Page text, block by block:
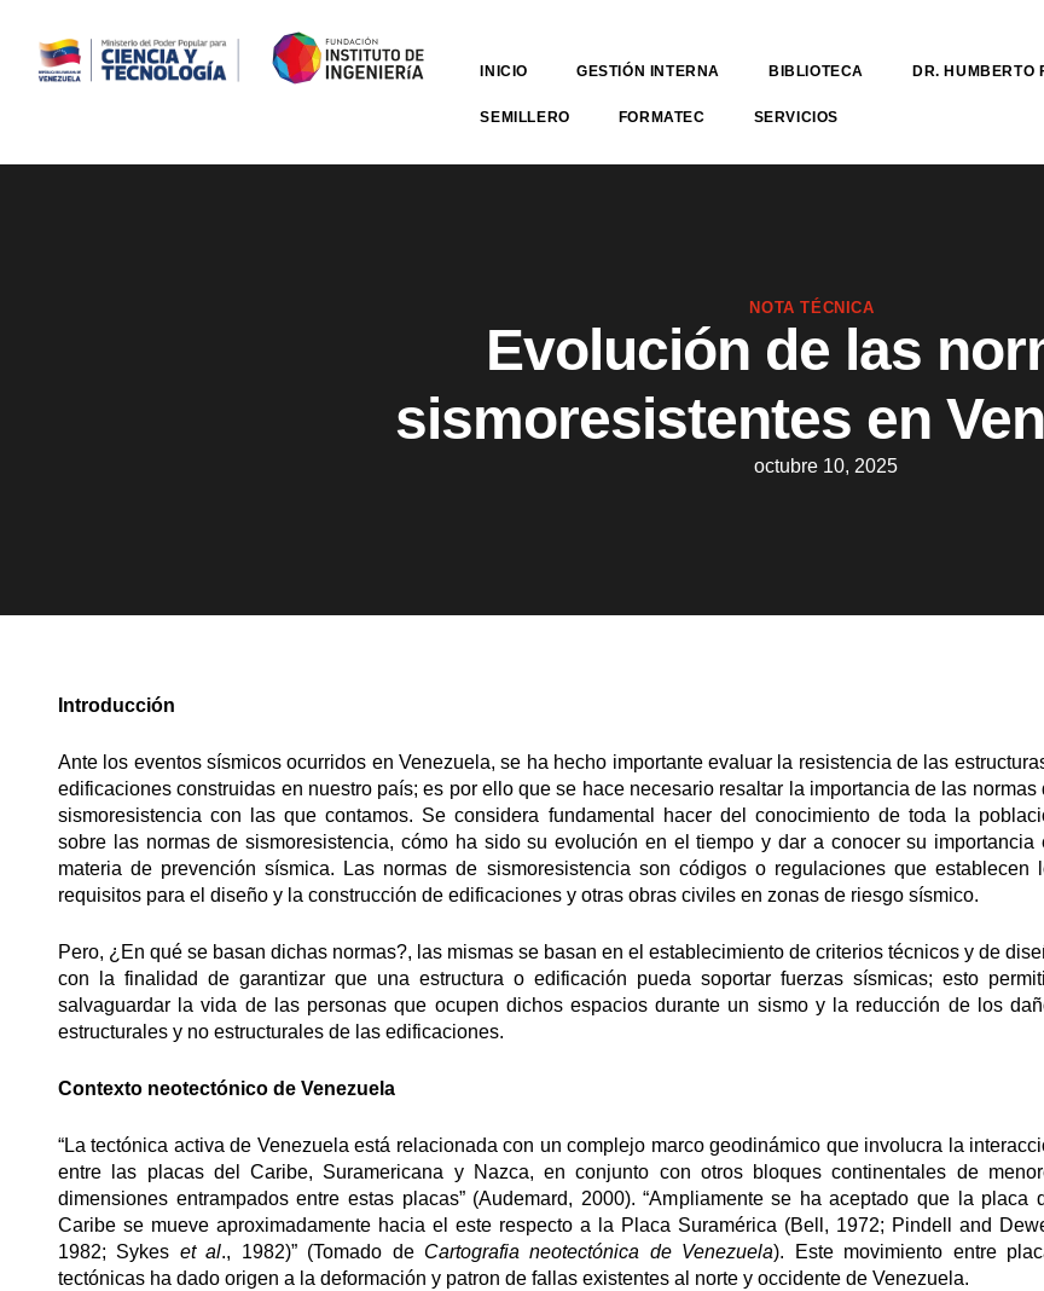
INICIO GESTIÓN INTERNA BIBLIOTECA DR. HUMBERTO
SEMILLERO FORMATEC SERVICIOS
NOTA TÉCNICA
Evolución de las
sismoresistentes en
octubre 10, 2025
Introducción
Ante los eventos sísmicos ocurridos en Venezuela, se ha hecho importante evaluar la resistencia de las
edificaciones construidas en nuestro país; es por ello que se hace necesario resaltar la importancia de las normas
sismoresistencia con las que contamos. Se considera fundamental hacer del conocimiento de toda la
sobre las normas de sismoresistencia, cómo ha sido su evolución en el tiempo y dar a conocer su importancia
materia de prevención sísmica. Las normas de sismoresistencia son códigos o regulaciones que establecen
requisitos para el diseño y la construcción de edificaciones y otras obras civiles en zonas de riesgo sísmico.
Pero, ¿En qué se basan dichas normas?, las mismas se basan en el establecimiento de criterios técnicos y de
con la finalidad de garantizar que una estructura o edificación pueda soportar fuerzas sísmicas; esto
salvaguardar la vida de las personas que ocupen dichos espacios durante un sismo y la reducción de los
estructurales y no estructurales de las edificaciones.
Contexto neotectónico de Venezuela
“La tectónica activa de Venezuela está relacionada con un complejo marco geodinámico que involucra la
entre las placas del Caribe, Suramericana y Nazca, en conjunto con otros bloques continentales de
dimensiones entrampados entre estas placas” (Audemard, 2000). “Ampliamente se ha aceptado que la placa
Caribe se mueve aproximadamente hacia el este respecto a la Placa Suramérica (Bell, 1972; Pindell and
1982; Sykes et al., 1982)” (Tomado de Cartografia neotectónica de Venezuela). Este movimiento entre
tectónicas ha dado origen a la deformación y patron de fallas existentes al norte y occidente de Venezuela.